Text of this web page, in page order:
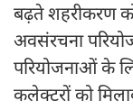
बढ़ते शहरीकरण
अवसंरचना
परियोजनाओं के
कलेक्टरों को